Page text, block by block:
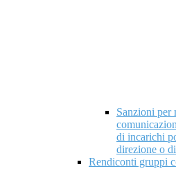
Sanzioni per
di incarichi
direzione o
Rendiconti gruppi